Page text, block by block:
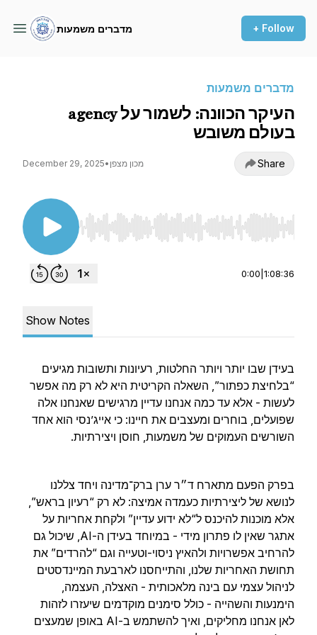
מדברים משמעות + Follow
מדברים משמעות
העיקר הכוונה: לשמור על agency
בעולם משובש
December 29, 2025• מכון מצפן Share
Use Left/Right to seek, Home/End to jump to
0:00 1:08:36
Show Notes
בעידן שבו יותר ויותר החלטות, רעיונות ותשובות מגיעים
“בלחיצת כפתור”, השאלה הקריטית היא לא רק מה אפשר
לעשות - אלא עד כמה אנחנו עדיין מרגישים שאנחנו אלה
שפועלים, בוחרים ומעצבים את חיינו: כי אייג’נסי הוא אחד
השורשים העמוקים של משמעות, חוסן ויצירתיות.
בפרק הפעם מתארח ד״ר ערן ברק־מדינה ויחד צללנו
לנושא של ליצירתיות כעמדה אמיצה: לא רק “רעיון בראש”,
אלא מוכנות להיכנס ל“לא ידוע עדיין” ולקחת אחריות על
אתגר שאין לו פתרון מידי - במיוחד בעידן ה-AI, שיכול גם
להרחיב אפשרויות ולהאיץ ניסוי-וטעייה וגם “להרדים” את
תחושת האחריות שלנו, והתייחסנו לארבעת המיינדסטים
לניהול עצמי עם בינה מלאכותית - האצלה, העצמה,
הימנעות והשהייה - כולל סימנים מוקדמים שיעזרו לזהות
לאן אנחנו מחליקים, ואיך להשתמש ב-AI באופן שמעצים